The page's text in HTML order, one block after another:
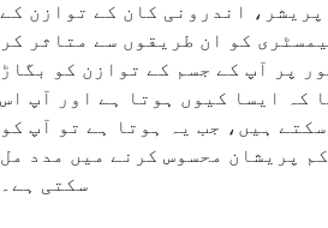
اندرونی کان کے توازن کے
کو ان طریقوں سے متاثر کر
پر آپ کے جسم کے توازن کو بگاڑ
کہ ایسا کیوں ہوتا ہے اور آپ اس
ہیں، جب یہ ہوتا ہے تو آپ کو
پریشان محسوس کرنے میں مدد مل
سکتی ہے۔